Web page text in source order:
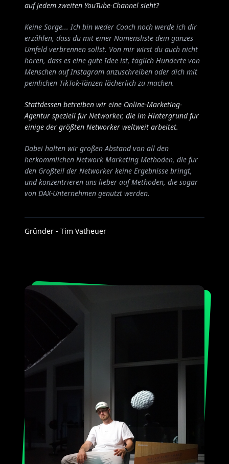
auf jedem zweiten YouTube-Channel sieht?
Keine Sorge... Ich bin weder Coach noch werde ich dir
erzählen, dass du mit einer Namensliste dein ganzes
Umfeld verbrennen sollst. Von mir wirst du auch nicht
hören, dass es eine gute Idee ist, täglich Hunderte von
Menschen auf Instagram anzuschreiben oder dich mit
peinlichen TikTok-Tänzen lächerlich zu machen.
Stattdessen betreiben wir eine Online-Marketing-
Agentur speziell für Networker, die im Hintergrund für
einige der größten Networker weltweit arbeitet.
Dabei halten wir großen Abstand von all den
herkömmlichen Network Marketing Methoden, die für
den Großteil der Networker keine Ergebnisse bringt,
und konzentrieren uns lieber auf Methoden, die sogar
von DAX-Unternehmen genutzt werden.
Gründer - Tim Vatheuer